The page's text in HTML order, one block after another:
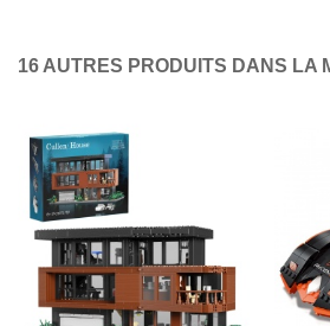
16 AUTRES PRODUITS DANS LA